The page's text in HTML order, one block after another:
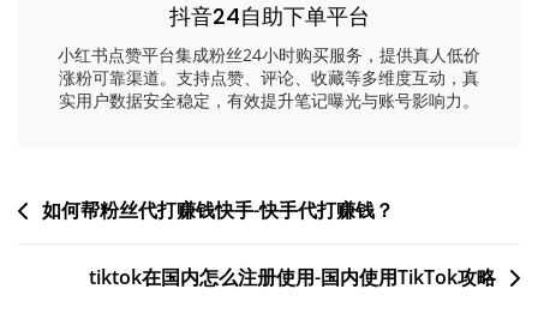
抖音24自助下单平台
小红书点赞平台集成粉丝24小时购买服务，提供真人低价
涨粉可靠渠道。支持点赞、评论、收藏等多维度互动，真
实用户数据安全稳定，有效提升笔记曝光与账号影响力。
文如何帮粉丝代打赚钱快手-快手代打赚钱？
tiktok在国内怎么注册使用-国内使用TikTok攻略